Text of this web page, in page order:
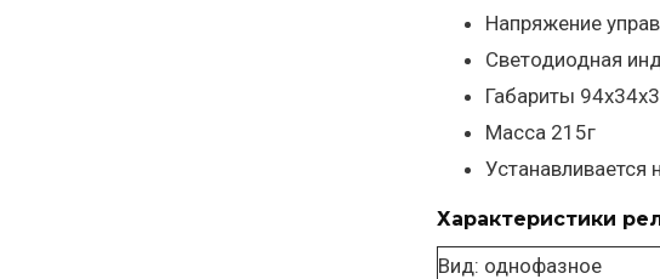
Напряжение
Светодиодная
Габариты
Масса 215г
Устанавливается
Характеристики
Вид: однофазное